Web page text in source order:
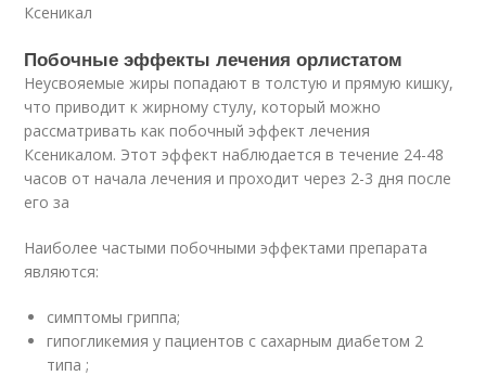
Ксеникал
Побочные эффекты лечения орлистатом
Неусвояемые жиры попадают в толстую и прямую кишку,
что приводит к жирному стулу, который можно
рассматривать как побочный эффект лечения
Ксеникалом. Этот эффект наблюдается в течение 24-48
часов от начала лечения и проходит через 2-3 дня после
его за
Наиболее частыми побочными эффектами препарата
являются:
симптомы гриппа;
гипогликемия у пациентов с сахарным диабетом 2
типа ;